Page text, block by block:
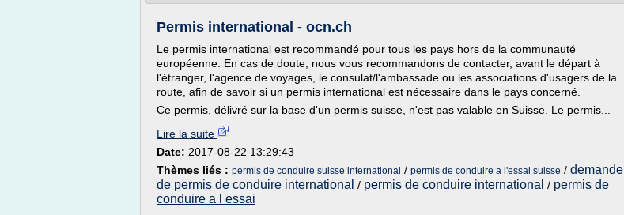
Permis international - ocn.ch
Le permis international est recommandé pour tous les pays hors de la communauté
européenne. En cas de doute, nous vous recommandons de contacter, avant le départ à
l'étranger, l'agence de voyages, le consulat/l'ambassade ou les associations d'usagers de la
route, afin de savoir si un permis international est nécessaire dans le pays concerné.
Ce permis, délivré sur la base d'un permis suisse, n'est pas valable en Suisse. Le permis...
Lire la suite
Date: 2017-08-22 13:29:43
Thèmes liés : permis de conduire suisse international / permis de conduire a l'essai suisse / demande
de permis de conduire international / permis de conduire international / permis de
conduire a l essai